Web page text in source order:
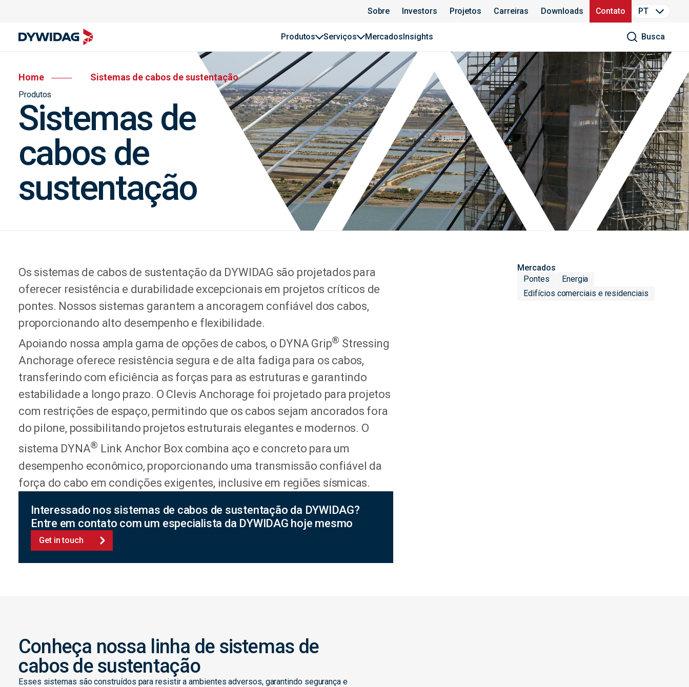
Sobre Investors Projetos Carreiras Downloads Contato PT
Produtos Serviços MercadosInsights Busca
Home Sistemas de cabos de sustentação
Produtos
Sistemas de
cabos de
sustentação
Os sistemas de cabos de sustentação da DYWIDAG são projetados para
oferecer resistência e durabilidade excepcionais em projetos críticos de
pontes. Nossos sistemas garantem a ancoragem confiável dos cabos,
proporcionando alto desempenho e flexibilidade.
Apoiando nossa ampla gama de opções de cabos, o DYNA Grip® Stressing
Anchorage oferece resistência segura e de alta fadiga para os cabos,
transferindo com eficiência as forças para as estruturas e garantindo
estabilidade a longo prazo. O Clevis Anchorage foi projetado para projetos
com restrições de espaço, permitindo que os cabos sejam ancorados fora
do pilone, possibilitando projetos estruturais elegantes e modernos. O
sistema DYNA® Link Anchor Box combina aço e concreto para um
desempenho econômico, proporcionando uma transmissão confiável da
força do cabo em condições exigentes, inclusive em regiões sísmicas.
Interessado nos sistemas de cabos de sustentação da DYWIDAG?
Entre em contato com um especialista da DYWIDAG hoje mesmo
Get in touch
Mercados
Pontes
Energia
Edifícios comerciais e residenciais
Conheça nossa linha de sistemas de
cabos de sustentação
Esses sistemas são construídos para resistir a ambientes adversos, garantindo segurança e